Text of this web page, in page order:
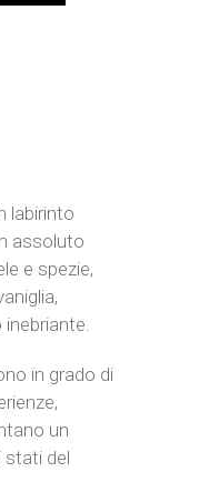
labirinto
assoluto
e spezie,
in grado di
un
stati del